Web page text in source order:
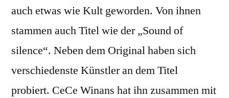
auch etwas wie Kult geworden. Von ihnen
stammen auch Titel wie der „Sound of
silence“. Neben dem Original haben sich
verschiedenste Künstler an dem Titel
probiert. CeCe Winans hat ihn zusammen mit